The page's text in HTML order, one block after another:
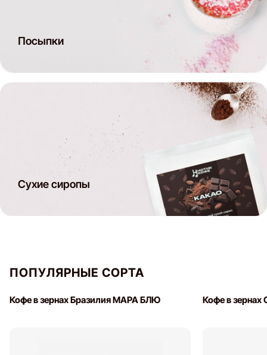
Посыпки
Сухие сиропы
ПОПУЛЯРНЫЕ СОРТА
Кофе в зернах Бразилия МАРА БЛЮ Кофе в зернах